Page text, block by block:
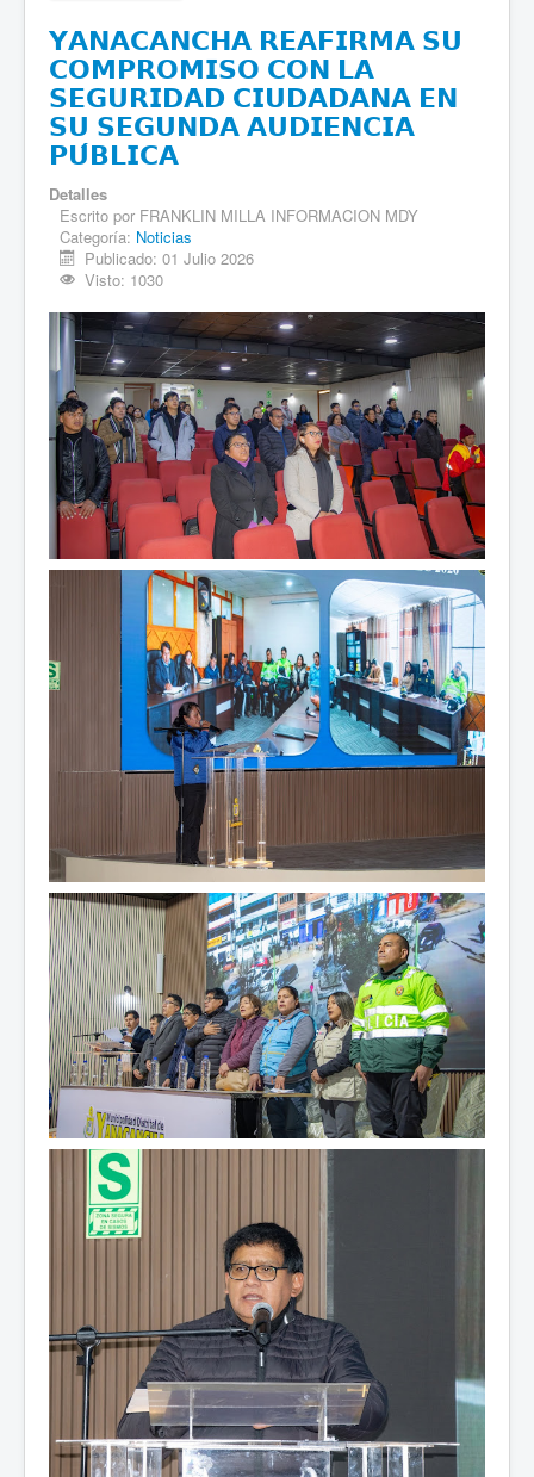
𝗬𝗔𝗡𝗔𝗖𝗔𝗡𝗖𝗛𝗔 𝗥𝗘𝗔𝗙𝗜𝗥𝗠𝗔 𝗦𝗨
𝗖𝗢𝗠𝗣𝗥𝗢𝗠𝗜𝗦𝗢 𝗖𝗢𝗡 𝗟𝗔
𝗦𝗘𝗚𝗨𝗥𝗜𝗗𝗔𝗗 𝗖𝗜𝗨𝗗𝗔𝗗𝗔𝗡𝗔 𝗘𝗡
𝗦𝗨 𝗦𝗘𝗚𝗨𝗡𝗗𝗔 𝗔𝗨𝗗𝗜𝗘𝗡𝗖𝗜𝗔
𝗣𝗨́𝗕𝗟𝗜𝗖𝗔
Detalles
Escrito por FRANKLIN MILLA INFORMACION MDY
Categoría: Noticias
Publicado: 01 Julio 2026
Visto: 1030